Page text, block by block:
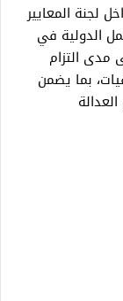
لجنة المعايير
الدولية في
مدى التزام
بما يضمن